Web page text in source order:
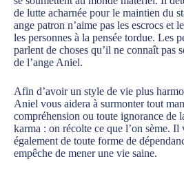
de lutte acharnée pour le maintien du
ange patron n’aime pas les escrocs et
les personnes à la pensée tordue. Les
parlent de choses qu’il ne connaît pas
de l’ange Aniel.
Afin d’avoir un style de vie plus
Aniel vous aidera à surmonter tout
compréhension ou toute ignorance de
karma : on récolte ce que l’on sème. Il
également de toute forme de
empêche de mener une vie saine.